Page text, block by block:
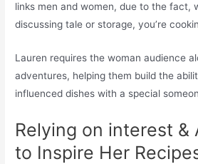
links men and women, due to the fact,
discussing tale or storage, you’re
Lauren requires the woman audience
adventures, helping them build the
influenced dishes with a special
Relying on interest &
to Inspire Her